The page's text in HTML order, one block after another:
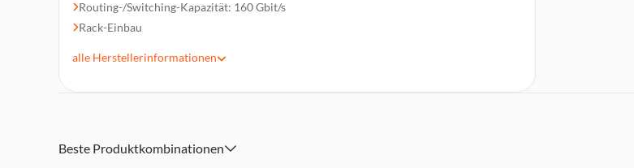
Routing-/Switching-Kapazität: 160 Gbit/s
Rack-Einbau
alle Herstellerinformationen
Beste Produktkombinationen